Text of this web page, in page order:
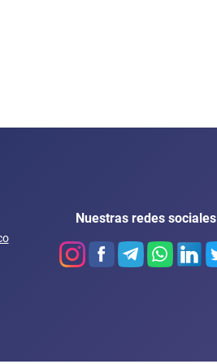
Nuestras redes sociales